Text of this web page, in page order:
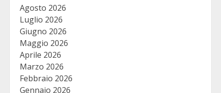
Agosto 2026
Luglio 2026
Giugno 2026
Maggio 2026
Aprile 2026
Marzo 2026
Febbraio 2026
Gennaio 2026